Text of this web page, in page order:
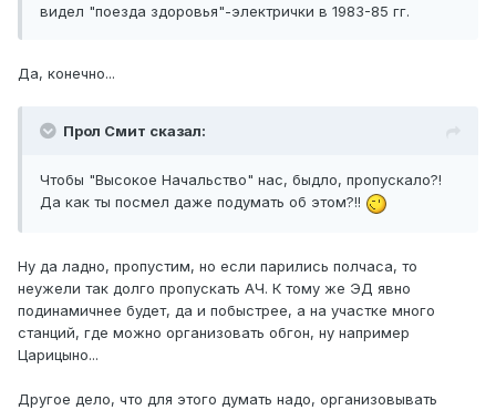
видел "поезда здоровья"-электрички в 1983-85 гг.
Да, конечно...
Прол Смит сказал:
Чтобы "Высокое Начальство" нас, быдло, пропускало?!
Да как ты посмел даже подумать об этом?!!
Ну да ладно, пропустим, но если парились полчаса, то
неужели так долго пропускать АЧ. К тому же ЭД явно
подинамичнее будет, да и побыстрее, а на участке много
станций, где можно организовать обгон, ну например
Царицыно...
Другое дело, что для этого думать надо, организовывать